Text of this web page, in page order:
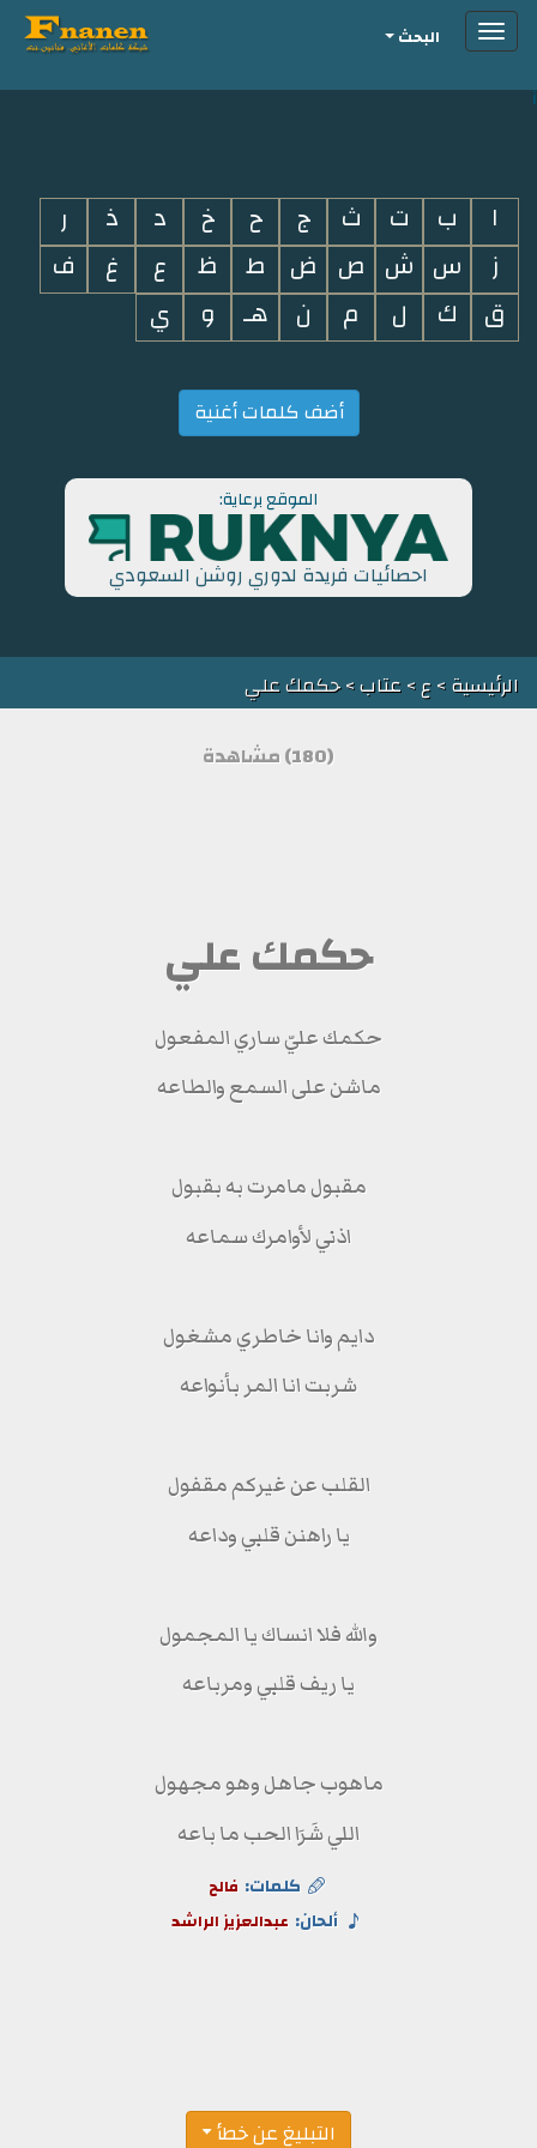
i
Toggleالبحث
ا ب ت ث ج ح خ د ذ
ر
ز
س ش ص ض ط ظ ع غ
ف
ق
ك ل م ن هـ و ي
أضف كلمات أغنية
الموقع برعاية:
احصائيات فريدة لدوري روشن السعودي
الرئيسية>ع>عتاب> حكمك علي
(180) مشاهدة
حكمك علي
حكمك عليّ ساري المفعول
ماشن على السمع والطاعه
مقبول مامرت به بقبول
اذني لأوامرك سماعه
دايم وانا خاطري مشغول
شربت انا المر بأنواعه
القلب عن غيركم مقفول
يا راهنن قلبي وداعه
والله فلا انساك يا المجمول
يا ريف قلبي ومرباعه
ماهوب جاهل وهو مجهول
اللي شَرَا الحب ما باعه
كلمات: فالح
ألحان: عبدالعزيز الراشد
التبليغ عن خطأ